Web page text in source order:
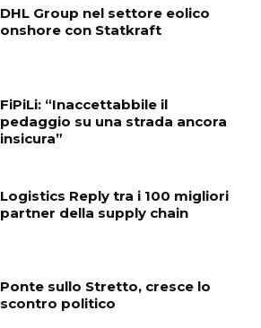
DHL Group nel settore eolico
onshore con Statkraft
FiPiLi: “Inaccettabbile il
pedaggio su una strada ancora
insicura”
Logistics Reply tra i 100 migliori
partner della supply chain
Ponte sullo Stretto, cresce lo
scontro politico